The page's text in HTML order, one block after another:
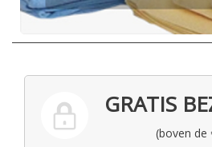
GRATIS
(boven de